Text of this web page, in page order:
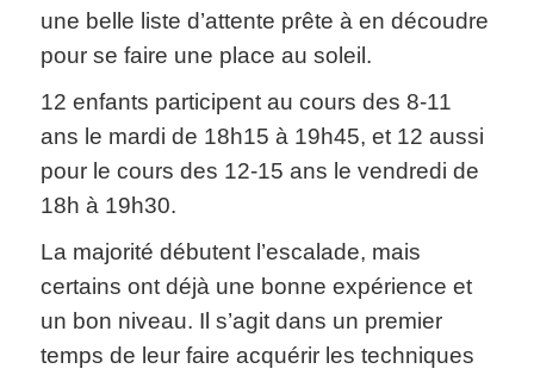
une belle liste d’attente prête à en découdre
pour se faire une place au soleil.
12 enfants participent au cours des 8-11
ans le mardi de 18h15 à 19h45, et 12 aussi
pour le cours des 12-15 ans le vendredi de
18h à 19h30.
La majorité débutent l’escalade, mais
certains ont déjà une bonne expérience et
un bon niveau. Il s’agit dans un premier
temps de leur faire acquérir les techniques